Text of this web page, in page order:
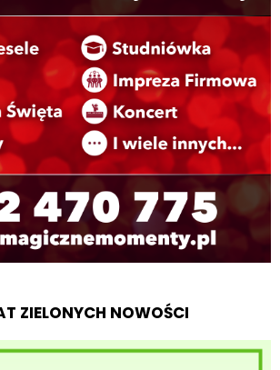
ZIELONYCH NOWOŚCI